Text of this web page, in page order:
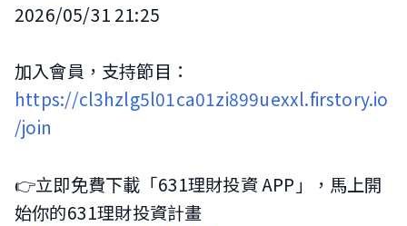
2026/05/31 21:25
加入會員，支持節目：
https://cl3hzlg5l01ca01zi899uexxl.firstory.io
/join
👉立即免費下載「631理財投資 APP」，馬上開
始你的631理財投資計畫